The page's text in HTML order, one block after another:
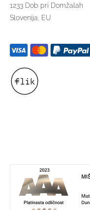
1233 Dob pri Domžalah
Slovenija, EU